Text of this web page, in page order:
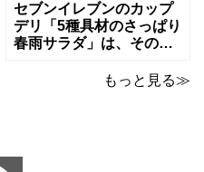
セブンイレブンのカップ
デリ「5種具材のさっぱり
春雨サラダ」は、その名
わいで、食欲がないとき
もっと見る≫